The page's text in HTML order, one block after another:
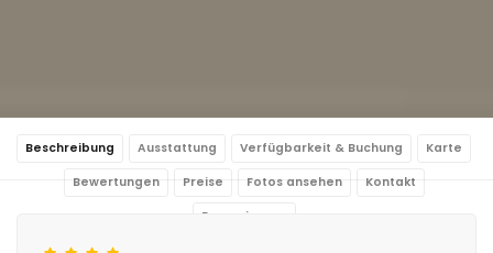
Beschreibung Ausstattung Verfügbarkeit & Buchung Karte
Bewertungen Preise Fotos ansehen Kontakt
Reservierung